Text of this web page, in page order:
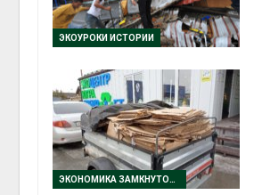
ЭКОУРОКИ ИСТОРИИ
ЭКОНОМИКА ЗАМКНУТОГО ЦИКЛА